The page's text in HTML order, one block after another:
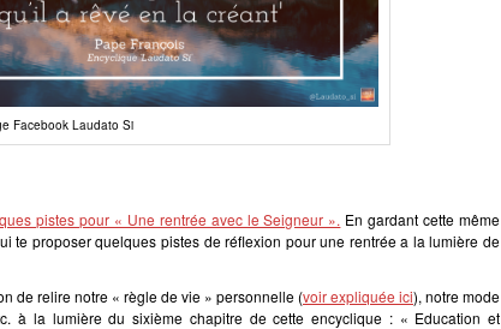
Facebook Laudato Si
pistes pour « Une rentrée avec le Seigneur ». En gardant cette même
te proposer quelques pistes de réflexion pour une rentrée a la lumière de
de relire notre « règle de vie » personnelle (voir expliquée ici), notre mode
à la lumière du sixième chapitre de cette encyclique : « Education et